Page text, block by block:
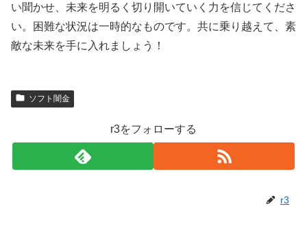
い聞かせ、未来を明るく切り開いていく力を信じてくださ
い。困難な状況は一時的なものです。共に乗り越えて、素
敵な未来を手に入れましょう！
ソフト闇金
r3をフォローする
r3